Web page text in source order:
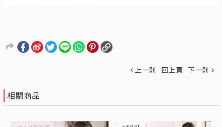
上一則 回上頁 下一則
相關商品